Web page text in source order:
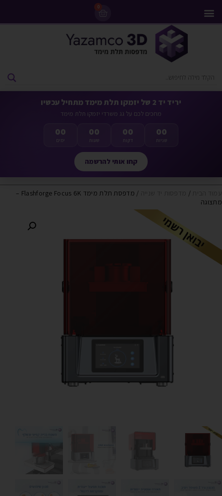
0
יריד יד 2 של יזמקו תלת מימד מתחיל עכשיו
מחכים לכם על גג משרדי יזמקו תלת מימד
00
ימים
00
שעות
00
דקות
00
שניות
קחו אותי להרשמה
/
/ מדפסת תלת מימד Flashforge Focus 6K –
מתצוגה